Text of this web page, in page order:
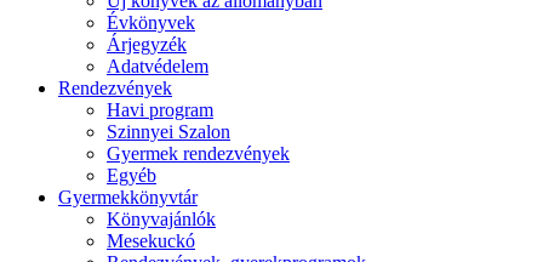
Évkönyvek
Árjegyzék
Adatvédelem
Rendezvények
Havi program
Szinnyei Szalon
Gyermek rendezvények
Egyéb
Gyermekkönyvtár
Könyvajánlók
Mesekuckó